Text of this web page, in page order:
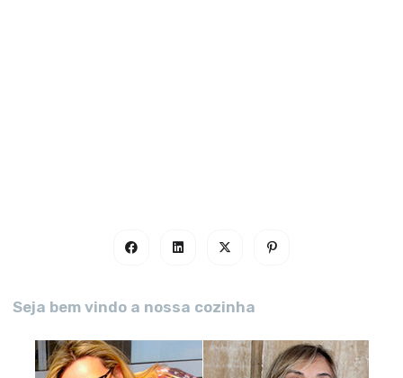
Seja bem vindo a nossa cozinha